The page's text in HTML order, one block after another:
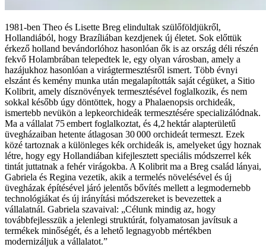
1981-ben Theo és Lisette Breg elindultak szülőföldjükről,
Hollandiából, hogy Brazíliában kezdjenek új életet. Sok előttük
érkező holland bevándorlóhoz hasonlóan ők is az ország déli részén
fekvő Holambrában telepedtek le, egy olyan városban, amely a
hazájukhoz hasonlóan a virágtermesztésről ismert. Több évnyi
elszánt és kemény munka után megalapították saját cégüket, a Sitio
Kolibrit, amely dísznövények termesztésével foglalkozik, és nem
sokkal később úgy döntöttek, hogy a Phalaenopsis orchideák,
ismertebb nevükön a lepkeorchideák termesztésére specializálódnak.
Ma a vállalat 75 embert foglalkoztat, és 4,2 hektár alapterületű
üvegházaiban hetente átlagosan 30 000 orchideát termeszt. Ezek
közé tartoznak a különleges kék orchideák is, amelyeket úgy hoznak
létre, hogy egy Hollandiában kifejlesztett speciális módszerrel kék
tintát juttatnak a fehér virágokba. A Kolibrit ma a Breg család lányai,
Gabriela és Regina vezetik, akik a termelés növelésével és új
üvegházak építésével járó jelentős bővítés mellett a legmodernebb
technológiákat és új irányítási módszereket is bevezettek a
vállalatnál. Gabriela szavaival: „Célunk mindig az, hogy
továbbfejlesszük a jelenlegi struktúrát, folyamatosan javítsuk a
termékek minőségét, és a lehető legnagyobb mértékben
modernizáljuk a vállalatot.”